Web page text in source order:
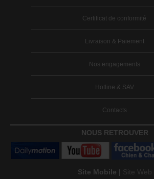
Certificat de conformité
Livraison & Paiement
Nos engagements
Hotline & SAV
Contacts
NOUS RETROUVER
Site Mobile | Site Web